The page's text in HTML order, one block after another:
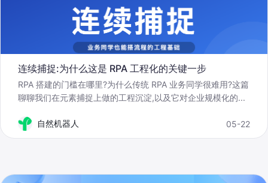
连续捕捉:为什么这是 RPA 工程化的关键一步
RPA 搭建的门槛在哪里?为什么传统 RPA 业务同学很难用?这篇
聊聊我们在元素捕捉上做的工程沉淀,以及它对企业规模化的...
自然机器人 05-22